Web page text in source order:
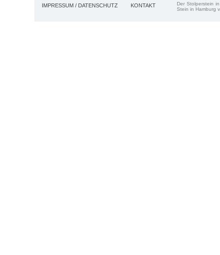
IMPRESSUM / DATENSCHUTZ KONTAKT
Der Stolperstein
Stein in Hamburg